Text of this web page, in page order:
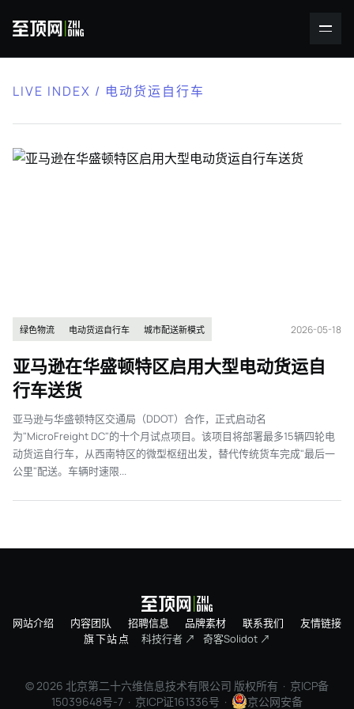
LIVE INDEX / 电动货运自行车
绿色物流 电动货运自行车 城市配送新模式 2026-05-18
亚马逊在华盛顿特区启用大型电动货运自
行车送货
亚马逊与华盛顿特区交通局（DDOT）合作，正式启动名
为"MicroFreight DC"的十个月试点项目。该项目将部署最多15辆四轮电
动货运自行车，从西南特区的微型枢纽出发，替代传统货车完成"最后一
公里"配送。车辆时速限...
网站介绍 内容团队 招聘信息 品牌素材 联系我们
友情链接
旗下站点
科技行者 ↗ 奇客Solidot ↗
© 2026 北京第二十六维信息技术有限公司 版权所有 · 京ICP备
15039648号-7 · 京ICP证161336号 · 京公网安备